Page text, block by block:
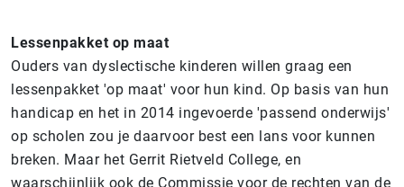
Lessenpakket op maat
Ouders van dyslectische kinderen willen graag een
lessenpakket 'op maat' voor hun kind. Op basis van hun
handicap en het in 2014 ingevoerde 'passend onderwijs'
op scholen zou je daarvoor best een lans voor kunnen
breken. Maar het Gerrit Rietveld College, en
waarschijnlijk ook de Commissie voor de rechten van de